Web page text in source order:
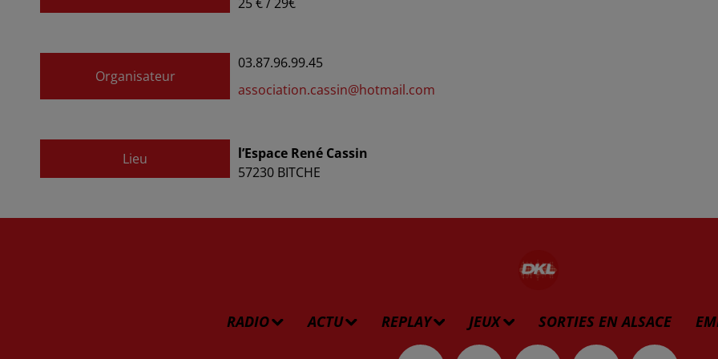
Organisateur
03.87.96.99.45
association.cassin@hotmail.com
Lieu
l’Espace René Cassin
57230 BITCHE
RADIO ACTU REPLAY JEUX SORTIES EN ALSACE